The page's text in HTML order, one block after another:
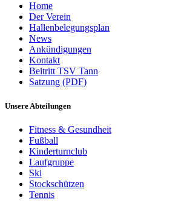
Home
Der Verein
Hallenbelegungsplan
News
Ankündigungen
Kontakt
Beitritt TSV Tann
Satzung (PDF)
Unsere Abteilungen
Fitness & Gesundheit
Fußball
Kinderturnclub
Laufgruppe
Ski
Stockschützen
Tennis